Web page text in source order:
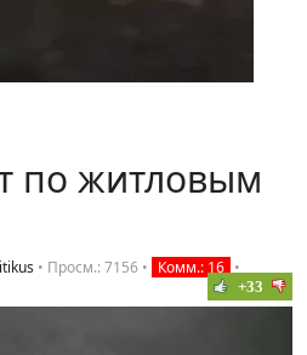
по житловым
• Просм.: 7156 • Комм.: 16 •
+33